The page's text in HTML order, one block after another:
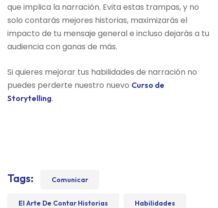
que implica la narración. Evita estas trampas, y no
solo contarás mejores historias, maximizarás el
impacto de tu mensaje general e incluso dejarás a tu
audiencia con ganas de más.
Si quieres mejorar tus habilidades de narración no
puedes perderte nuestro nuevo Curso de
Storytelling.
Tags: Comunicar
El Arte De Contar Historias Habilidades